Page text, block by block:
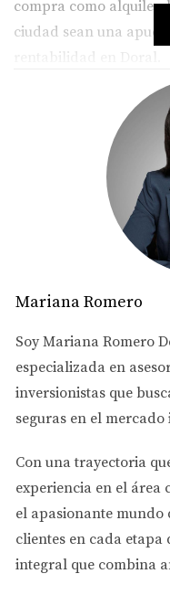
compra como alquiler,
ciudad sean una
rentabilidad en Doral.
Sin embargo, no
ofrecen el mismo
datos actuales y
retorno antes de
Análisis de
invertir en
Para identificar las
Doral, consideramos
promedio por
Zillow, cuotas HOA,
demanda constante. A
análisis basado en
Zonas con mejor
Doral Park:
Con
oscilan entre
apartamentos de
promedia $2,300.
Mariana Romero
Soy Mariana Romero
especializada en
inversionistas que
seguras en el
Con una trayectoria
experiencia en el
el apasionante mundo
clientes en cada
integral que combina